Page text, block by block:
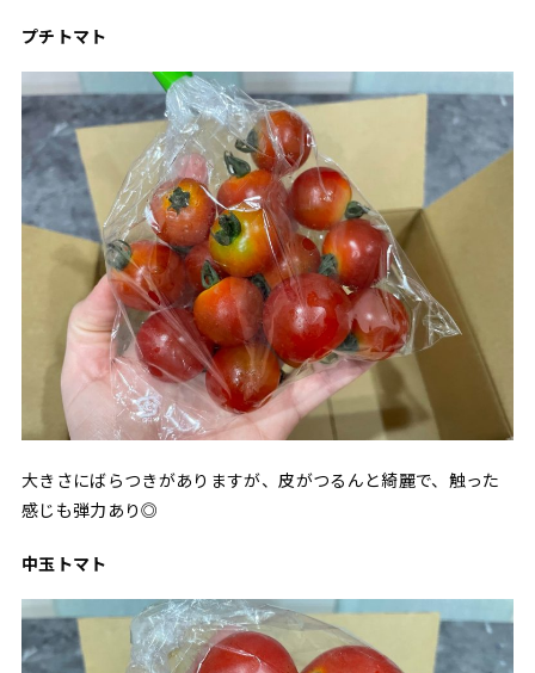
プチトマト
大きさにばらつきがありますが、皮がつるんと綺麗で、触った
感じも弾力あり◎
中玉トマト